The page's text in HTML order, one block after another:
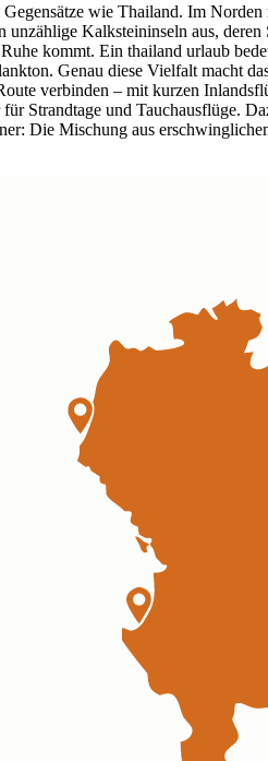
wie Thailand. Im
unzählige Kalksteininseln aus,
kommt. Ein thailand urlaub
Genau diese Vielfalt macht
verbinden – mit kurzen
Strandtage und Tauchausflüge.
Die Mischung aus